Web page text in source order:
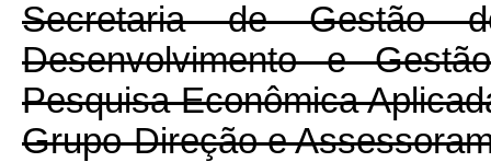
Secretaria de Gestão
Desenvolvimento e
Pesquisa Econômica
Grupo-Direção e